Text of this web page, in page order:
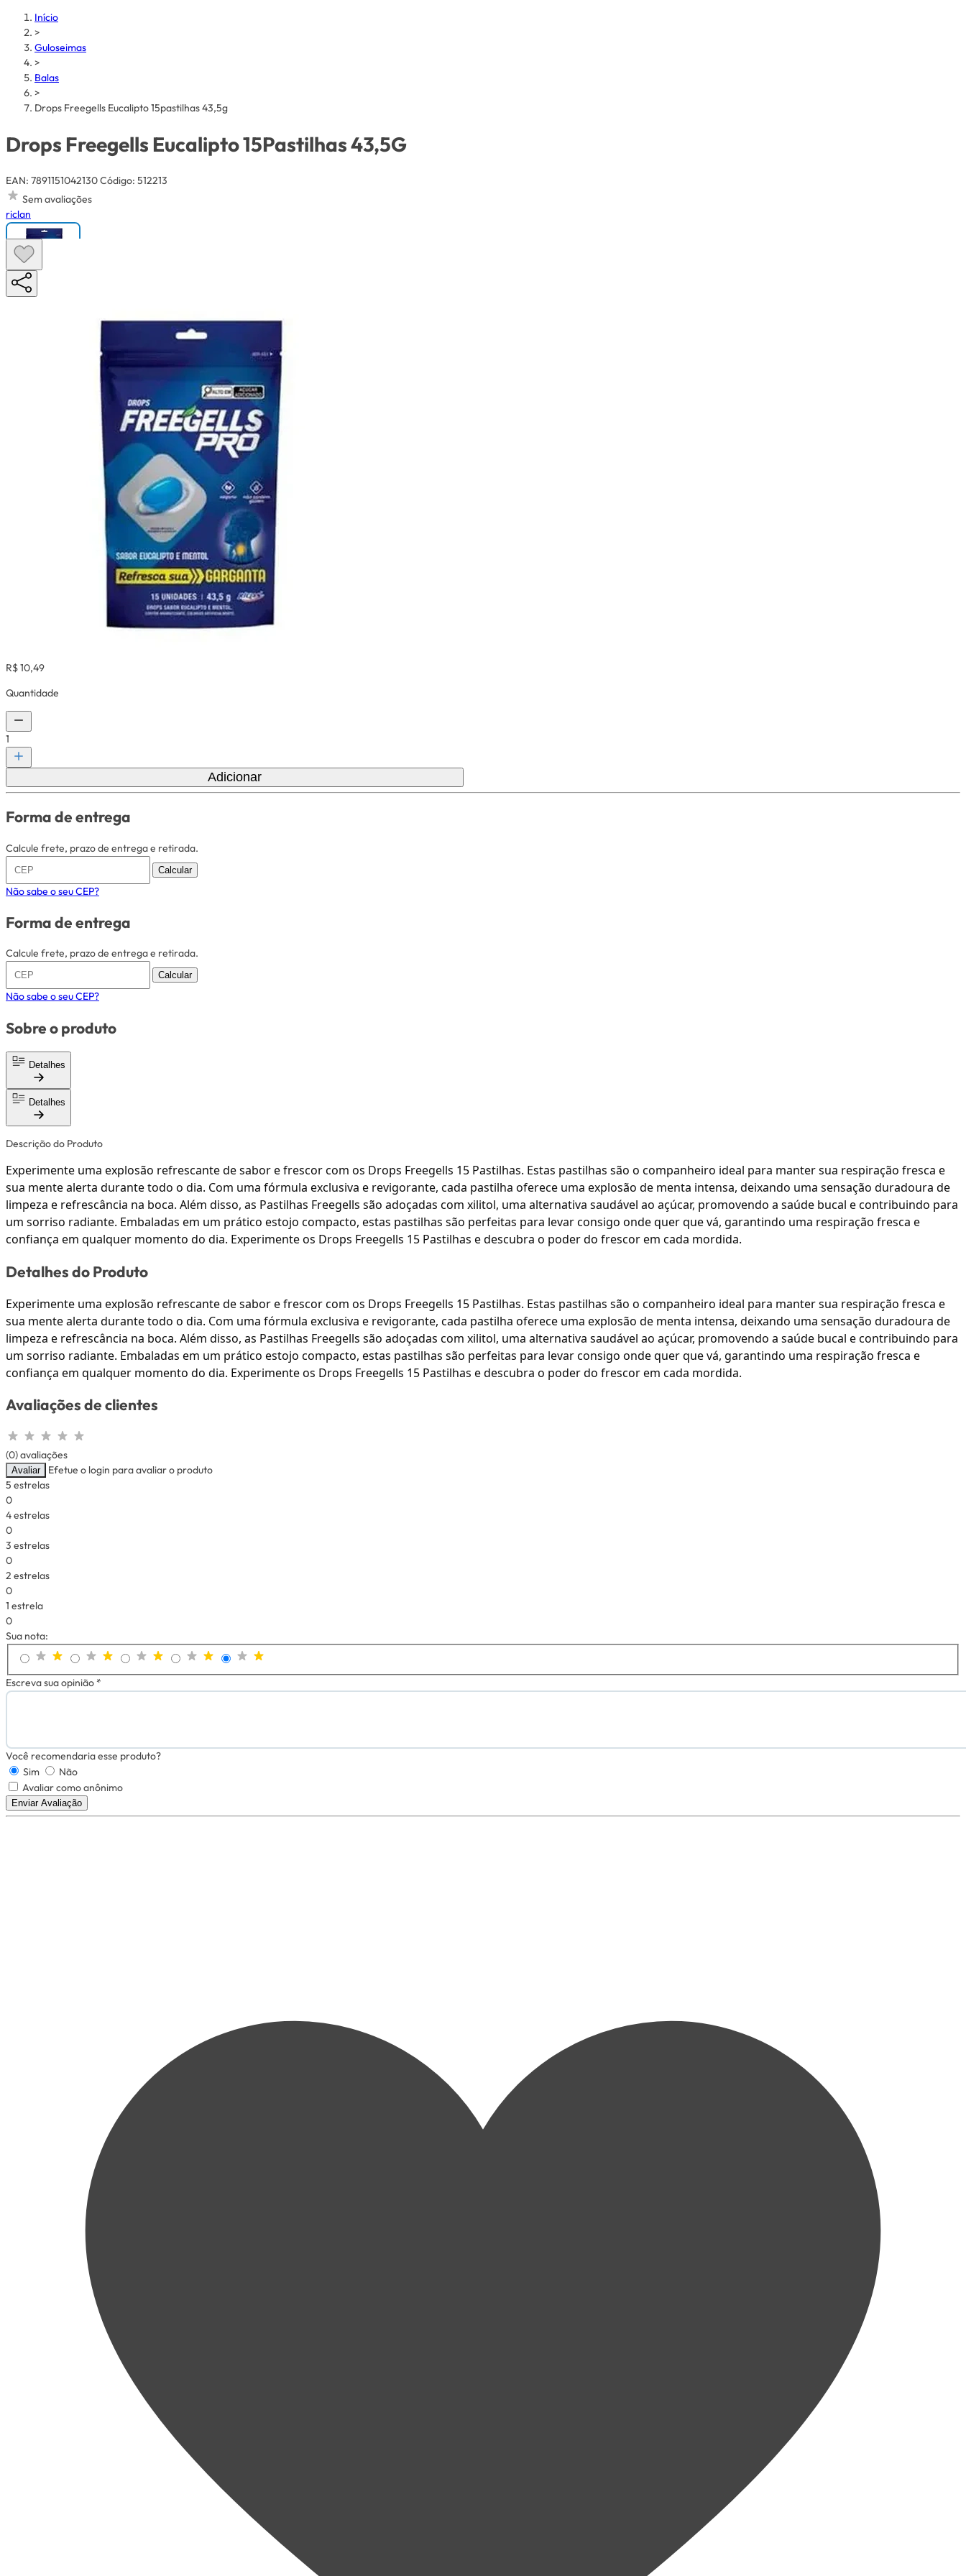
Início
>
Guloseimas
>
Balas
>
Drops Freegells Eucalipto 15pastilhas 43,5g
Drops Freegells Eucalipto 15Pastilhas 43,5G
EAN: 7891151042130Código: 512213
Sem avaliações
riclan
R$ 10,49
Quantidade
1
Adicionar
Forma de entrega
Calcule frete, prazo de entrega e retirada.
Calcular
Não sabe o seu CEP?
Forma de entrega
Calcule frete, prazo de entrega e retirada.
Calcular
Não sabe o seu CEP?
Sobre o produto
Detalhes
Detalhes
Descrição do Produto
Experimente uma explosão refrescante de sabor e frescor com os Drops Freegells 15 Pastilhas. Estas pastilhas são o companheiro ideal para manter sua respiração fresca e
sua mente alerta durante todo o dia. Com uma fórmula exclusiva e revigorante, cada pastilha oferece uma explosão de menta intensa, deixando uma sensação duradoura de
limpeza e refrescância na boca. Além disso, as Pastilhas Freegells são adoçadas com xilitol, uma alternativa saudável ao açúcar, promovendo a saúde bucal e contribuindo para
um sorriso radiante. Embaladas em um prático estojo compacto, estas pastilhas são perfeitas para levar consigo onde quer que vá, garantindo uma respiração fresca e
confiança em qualquer momento do dia. Experimente os Drops Freegells 15 Pastilhas e descubra o poder do frescor em cada mordida.
Detalhes do Produto
Experimente uma explosão refrescante de sabor e frescor com os Drops Freegells 15 Pastilhas. Estas pastilhas são o companheiro ideal para manter sua respiração fresca e
sua mente alerta durante todo o dia. Com uma fórmula exclusiva e revigorante, cada pastilha oferece uma explosão de menta intensa, deixando uma sensação duradoura de
limpeza e refrescância na boca. Além disso, as Pastilhas Freegells são adoçadas com xilitol, uma alternativa saudável ao açúcar, promovendo a saúde bucal e contribuindo para
um sorriso radiante. Embaladas em um prático estojo compacto, estas pastilhas são perfeitas para levar consigo onde quer que vá, garantindo uma respiração fresca e
confiança em qualquer momento do dia. Experimente os Drops Freegells 15 Pastilhas e descubra o poder do frescor em cada mordida.
Avaliações de clientes
(0) avaliações
Avaliar
Efetue o login para avaliar o produto
5 estrelas
0
4 estrelas
0
3 estrelas
0
2 estrelas
0
1 estrela
0
Sua nota:
Escreva sua opinião *
Você recomendaria esse produto?
Sim
Não
Avaliar como anônimo
Enviar Avaliação